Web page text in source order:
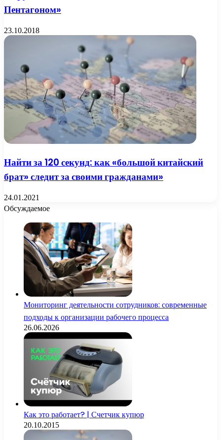
Пентагоном»
23.10.2018
Найти за 120 секунд: как «большой китайский
брат» следит за своими гражданами»
24.01.2021
Обсуждаемое
Мониторинг деятельности сотрудников: современные
подходы к организации рабочего процесса
26.06.2026
Как это работает? | Счетчик купюр
20.10.2015